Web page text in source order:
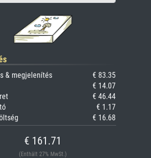
& megjelenítés
€ 83.35
€ 14.07
€ 46.44
€ 1.17
€ 16.68
€ 161.71
(Enthält 27% MwSt.)